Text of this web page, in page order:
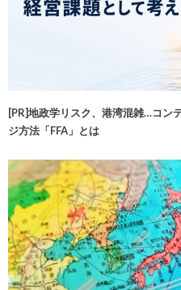
[PR]地政学リスク、港湾混雑…コン
ジ方法「FFA」とは